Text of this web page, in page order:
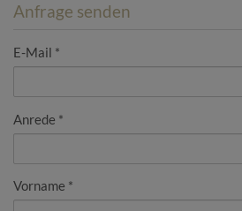
Anfrage senden
E-Mail
Anrede
Vorname